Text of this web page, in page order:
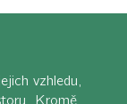
vzhledu,
Kromě